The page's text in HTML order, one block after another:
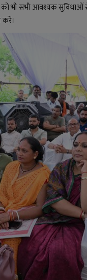
को भी सभी आवश्यक सुविधाओं
करें।